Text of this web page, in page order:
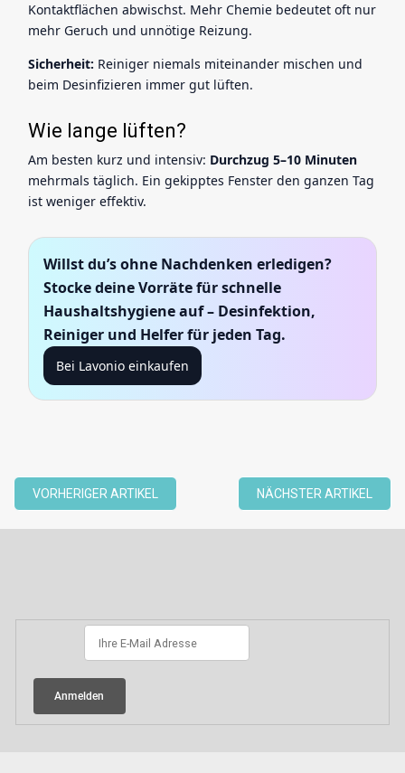
Kontaktflächen abwischst. Mehr Chemie bedeutet oft nur
mehr Geruch und unnötige Reizung.
Sicherheit: Reiniger niemals miteinander mischen und
beim Desinfizieren immer gut lüften.
Wie lange lüften?
Am besten kurz und intensiv: Durchzug 5–10 Minuten
mehrmals täglich. Ein gekipptes Fenster den ganzen Tag
ist weniger effektiv.
Willst du’s ohne Nachdenken erledigen?
Stocke deine Vorräte für schnelle
Haushaltshygiene auf – Desinfektion,
Reiniger und Helfer für jeden Tag.
Bei Lavonio einkaufen
VORHERIGER ARTIKEL NÄCHSTER ARTIKEL
Anmelden